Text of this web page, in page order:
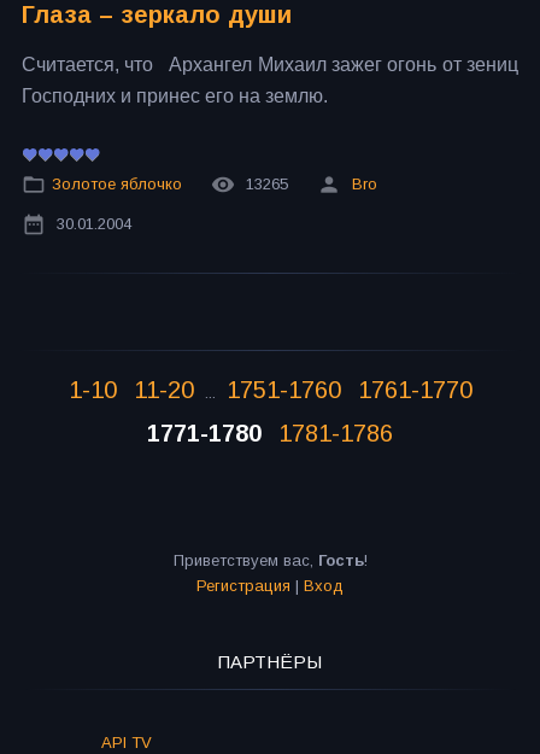
Глаза – зеркало души
Считается, что Архангел Михаил зажег огонь от зениц
Господних и принес его на землю.
Золотое яблочко 13265 Bro
30.01.2004
1-10 11-20 ... 1751-1760
1761-1770
1771-1780
1781-1786
Приветствуем вас, Гость!
Регистрация | Вход
ПАРТНЁРЫ
API TV